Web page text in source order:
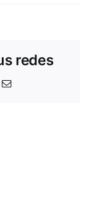
redes
Correo